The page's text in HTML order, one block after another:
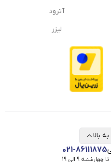
آترود
لیزر
021-86111875
9 الی 19
بالا